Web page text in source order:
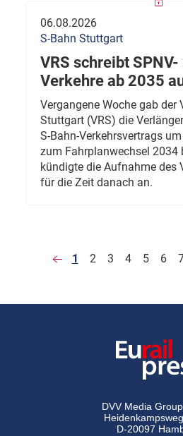
06.08.2026
S-Bahn Stuttgart
VRS schreibt SPNV-
Verkehre ab 2035
Vergangene Woche gab der
Stuttgart (VRS) die
S-Bahn-Verkehrsvertrags
zum Fahrplanwechsel 2034
kündigte die Aufnahme des
für die Zeit danach an.
1 2 3 4 5 6
DVV Media
D-20097